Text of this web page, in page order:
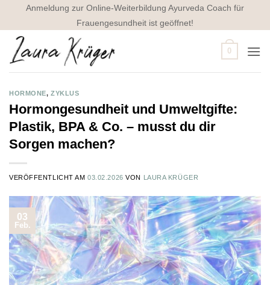
springen
Anmeldung zur Online-Weiterbildung Ayurveda Coach für
Frauengesundheit ist geöffnet!
0
HORMONE,ZYKLUS
Hormongesundheit und Umweltgifte:
Plastik, BPA & Co. – musst du dir
Sorgen machen?
VERÖFFENTLICHT AM03.02.2026 VON LAURA KRÜGER
03
Feb.